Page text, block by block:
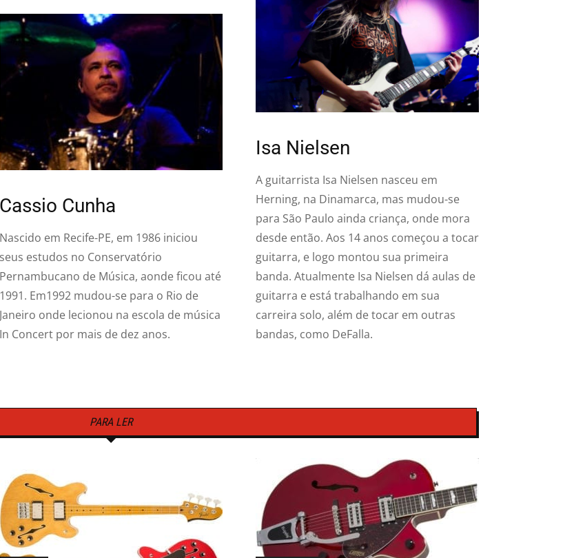
Cassio Cunha
Nascido em Recife-PE, em 1986 iniciou
seus estudos no Conservatório
Pernambucano de Música, aonde ficou até
1991. Em1992 mudou-se para o Rio de
Janeiro onde lecionou na escola de música
In Concert por mais de dez anos.
Isa Nielsen
A guitarrista Isa Nielsen nasceu em
Herning, na Dinamarca, mas mudou-se
para São Paulo ainda criança, onde mora
desde então. Aos 14 anos começou a tocar
guitarra, e logo montou sua primeira
banda. Atualmente Isa Nielsen dá aulas de
guitarra e está trabalhando em sua
carreira solo, além de tocar em outras
bandas, como DeFalla.
PARA LER